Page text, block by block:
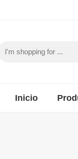
Inicio